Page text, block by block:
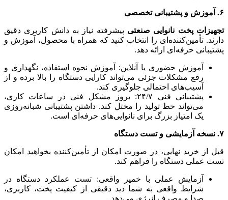
۶. آموزش و پشتیبانی تخصصی
تجهیزات پخت نانوایی صنعتی پیشرفته نیاز به دانش کاربری دقیق
دارند. تأمین‌کننده‌ای را انتخاب کنید که همراه با محصول، آموزش و
پشتیبانی حرفه‌ای ارائه دهد.
آموزش حضوری یا آنلاین: آموزش نحوه استفاده، نگهداری و
رفع مشکلات جزئی می‌تواند کارایی دستگاه را بالا برده و از
آسیب‌های احتمالی جلوگیری کند.
پشتیبانی فنی ۲۴/۷: بروز مشکل فنی در ساعات کاری،
می‌تواند خط تولید را مختل کند. داشتن پشتیبانی شبانه‌روزی
یک امتیاز بزرگ برای نانوایی‌های حرفه‌ای است.
۷. نسخه آزمایشی و تست دستگاه
قبل از خرید نهایی، در صورت امکان از تأمین‌کننده بخواهید امکان
تست عملی دستگاه را فراهم کند.
آزمایش عملی با خمیر واقعی: تست عملکرد دستگاه در
شرایط واقعی به شما دید دقیقی از کیفیت پخت، کاربری،